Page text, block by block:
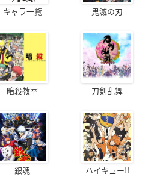
キャラ一覧 鬼滅の刃
暗殺教室 刀剣乱舞
銀魂 ハイキュー!!